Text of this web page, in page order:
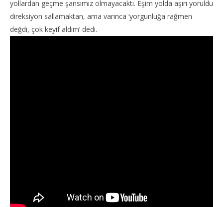
yollardan geçme şansımız olmayacaktı. Eşim yolda aşırı yoruldu
direksiyon sallamaktan, ama varınca ‘yorgunluğa rağmen
değdi, çok keyif aldım’ dedi.